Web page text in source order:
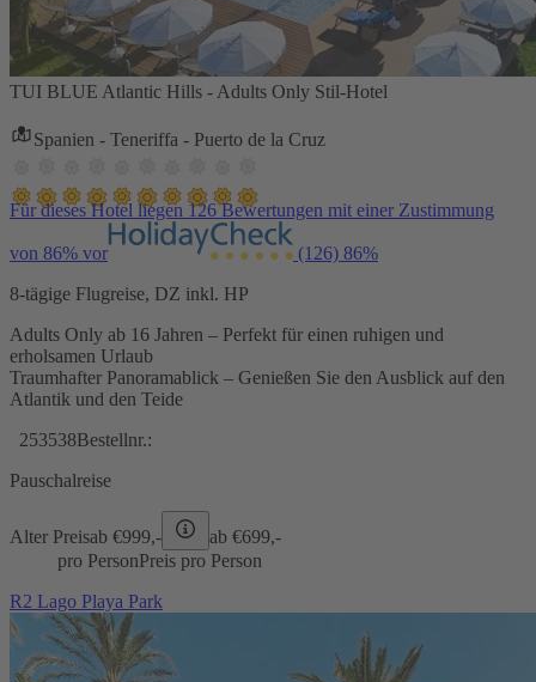
TUI BLUE Atlantic Hills - Adults Only Stil-Hotel
Spanien - Teneriffa - Puerto de la Cruz
Für dieses Hotel liegen 126 Bewertungen mit einer Zustimmung
von 86% vor (126) 86%
8-tägige Flugreise, DZ inkl. HP
Adults Only ab 16 Jahren – Perfekt für einen ruhigen und
erholsamen Urlaub
Traumhafter Panoramablick – Genießen Sie den Ausblick auf den
Atlantik und den Teide
253538Bestellnr.:
Pauschalreise
Alter Preisab €999,- ab €699,-
pro PersonPreis pro Person
R2 Lago Playa Park